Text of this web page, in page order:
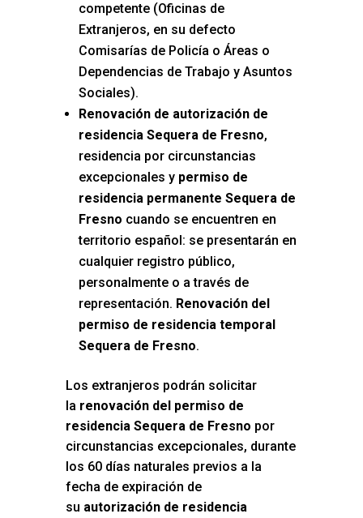
competente (Oficinas de
Extranjeros, en su defecto
Comisarías de Policía o Áreas o
Dependencias de Trabajo y Asuntos
Sociales).
Renovación de autorización de
residencia Sequera de Fresno,
residencia por circunstancias
excepcionales y permiso de
residencia permanente Sequera de
Fresno cuando se encuentren en
territorio español: se presentarán en
cualquier registro público,
personalmente o a través de
representación. Renovación del
permiso de residencia temporal
Sequera de Fresno.
Los extranjeros podrán solicitar
la renovación del permiso de
residencia Sequera de Fresno por
circunstancias excepcionales, durante
los 60 días naturales previos a la
fecha de expiración de
su autorización de residencia